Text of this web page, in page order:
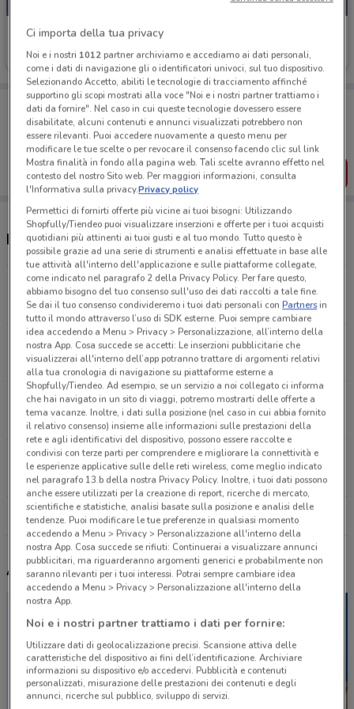
Promod
Scade il 31/08 20.1 km
Porta DoveConviene sempre con te!
Puoi trovare le migliori offerte dei negozi vicino a te,
salvarle e creare la tua lista del risparmio, comodamente
dal tuo cellulare.
SCARICA L’APP
Negozi Promod a Viareggio
Via Fillungo 41 Lucca
20.1 km
Via Fillungo 41 Lucca
20.1 km
Via Massa Avenza 32 Massa
21.1 km
Corso Italia 74 Pisa
21.4 km
Tutti i negozi Promod
Altri volantini nelle vicinanze
Ci importa della tua privacy
Noi e i nostri 1012partner archiviamo e accediamo ai dati personali,
come i dati di navigazione gli o identificatori univoci, sul tuo dispositivo.
Selezionando Accetto, abiliti le tecnologie di tracciamento affinché
supportino gli scopi mostrati alla voce "Noi e i nostri partner trattiamo i
dati da fornire". Nel caso in cui queste tecnologie dovessero essere
disabilitate, alcuni contenuti e annunci visualizzati potrebbero non
essere rilevanti. Puoi accedere nuovamente a questo menu per
modificare le tue scelte o per revocare il consenso facendo clic sul link
Mostra finalità in fondo alla pagina web. Tali scelte avranno effetto nel
contesto del nostro Sito web. Per maggiori informazioni, consulta
l'Informativa sulla privacy.Privacy policy
Permettici di fornirti offerte più vicine ai tuoi bisogni: Utilizzando
Shopfully/Tiendeo puoi visualizzare inserzioni e offerte per i tuoi acquisti
quotidiani più attinenti ai tuoi gusti e al tuo mondo. Tutto questo è
possibile grazie ad una serie di strumenti e analisi effettuate in base alle
tue attività all'interno dell'applicazione e sulle piattaforme collegate,
come indicato nel paragrafo 2 della Privacy Policy. Per fare questo,
abbiamo bisogno del tuo consenso sull'uso dei dati raccolti a tale fine.
Se dai il tuo consenso condivideremo i tuoi dati personali conPartnersin
tutto il mondo attraverso l’uso di SDK esterne. Puoi sempre cambiare
idea accedendo a Menu > Privacy > Personalizzazione, all’interno della
nostra App. Cosa succede se accetti: Le inserzioni pubblicitarie che
visualizzerai all'interno dell’app potranno trattare di argomenti relativi
alla tua cronologia di navigazione su piattaforme esterne a
Shopfully/Tiendeo. Ad esempio, se un servizio a noi collegato ci informa
che hai navigato in un sito di viaggi, potremo mostrarti delle offerte a
tema vacanze. Inoltre, i dati sulla posizione (nel caso in cui abbia fornito
il relativo consenso) insieme alle informazioni sulle prestazioni della
rete e agli identificativi del dispositivo, possono essere raccolte e
condivisi con terze parti per comprendere e migliorare la connettività e
le esperienze applicative sulle delle reti wireless, come meglio indicato
nel paragrafo 13.b della nostra Privacy Policy. Inoltre, i tuoi dati possono
anche essere utilizzati per la creazione di report, ricerche di mercato,
scientifiche e statistiche, analisi basate sulla posizione e analisi delle
tendenze. Puoi modificare le tue preferenze in qualsiasi momento
accedendo a Menu > Privacy > Personalizzazione all'interno della
nostra App. Cosa succede se rifiuti: Continuerai a visualizzare annunci
pubblicitari, ma riguarderanno argomenti generici e probabilmente non
saranno rilevanti per i tuoi interessi. Potrai sempre cambiare idea
accedendo a Menu > Privacy > Personalizzazione all'interno della
nostra App.
Noi e i nostri partner trattiamo i dati per fornire:
Utilizzare dati di geolocalizzazione precisi. Scansione attiva delle
caratteristiche del dispositivo ai fini dell’identificazione. Archiviare
informazioni su dispositivo e/o accedervi. Pubblicità e contenuti
personalizzati, misurazione delle prestazioni dei contenuti e degli
annunci, ricerche sul pubblico, sviluppo di servizi.